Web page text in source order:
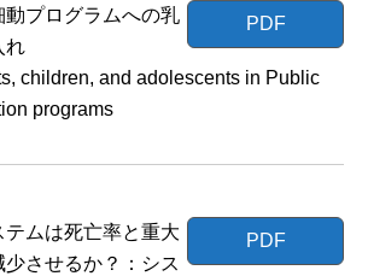
PDF
プログラムへの乳
れ
children, and adolescents in Public
programs
PDF
ムは死亡率と重大
させるか？：シス